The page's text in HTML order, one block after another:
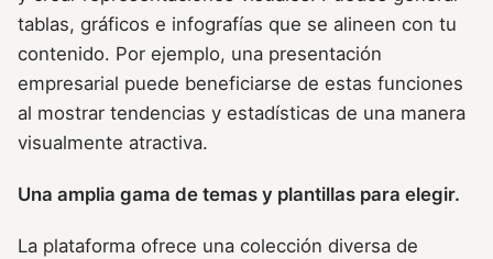
tablas, gráficos e infografías que se alineen con tu
contenido. Por ejemplo, una presentación
empresarial puede beneficiarse de estas funciones
al mostrar tendencias y estadísticas de una manera
visualmente atractiva.
Una amplia gama de temas y plantillas para elegir.
La plataforma ofrece una colección diversa de